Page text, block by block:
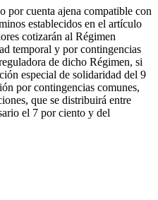
por cuenta ajena compatible con
establecidos en el artículo
cotizarán al Régimen
temporal y por contingencias
de dicho Régimen, si
especial de solidaridad del 9
por contingencias comunes,
que se distribuirá entre
el 7 por ciento y del